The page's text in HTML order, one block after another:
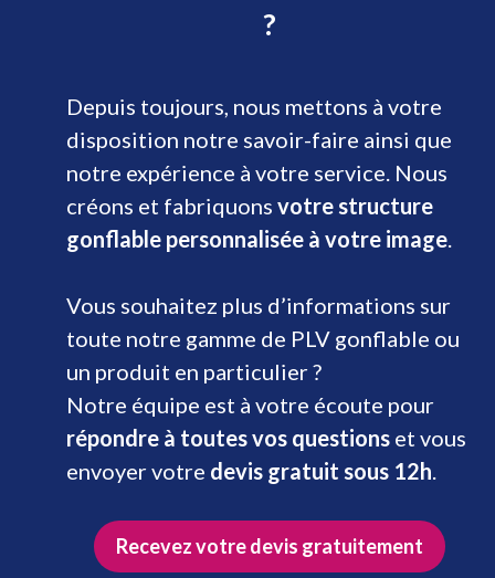
?
Depuis toujours, nous mettons à votre
disposition notre savoir-faire ainsi que
notre expérience à votre service. Nous
créons et fabriquons votre structure
gonflable personnalisée à votre image.
Vous souhaitez plus d’informations sur
toute notre gamme de PLV gonflable ou
un produit en particulier ?
Notre équipe est à votre écoute pour
répondre à toutes vos questions et vous
envoyer votre devis gratuit sous 12h.
Recevez votre devis gratuitement